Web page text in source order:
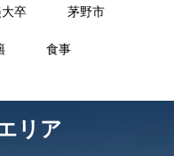
大卒 茅野市
食事
リア